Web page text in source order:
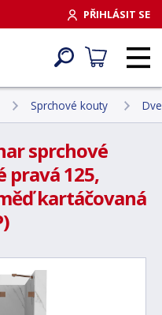
PŘIHLÁSIT SE
Sprchové kouty
sprchové
pravá 125,
kartáčovaná